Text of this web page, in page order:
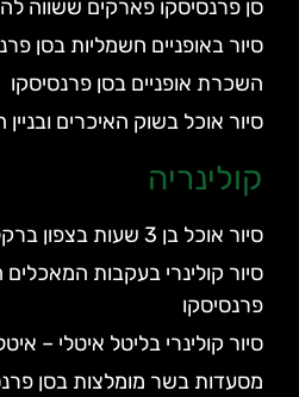
סן פרנסיסקו פארקים ששווה
סיור באופניים חשמליות בסן
השכרת אופניים בסן פרנסיסקו
סיור אוכל בשוק האיכרים
קולינריה
סיור אוכל בן 3 שעות בצפון ברקלי
סיור קולינרי בעקבות המאכלים
פרנסיסקו
סיור קולינרי בליטל איטלי –
מסעדות בשר מומלצות בסן